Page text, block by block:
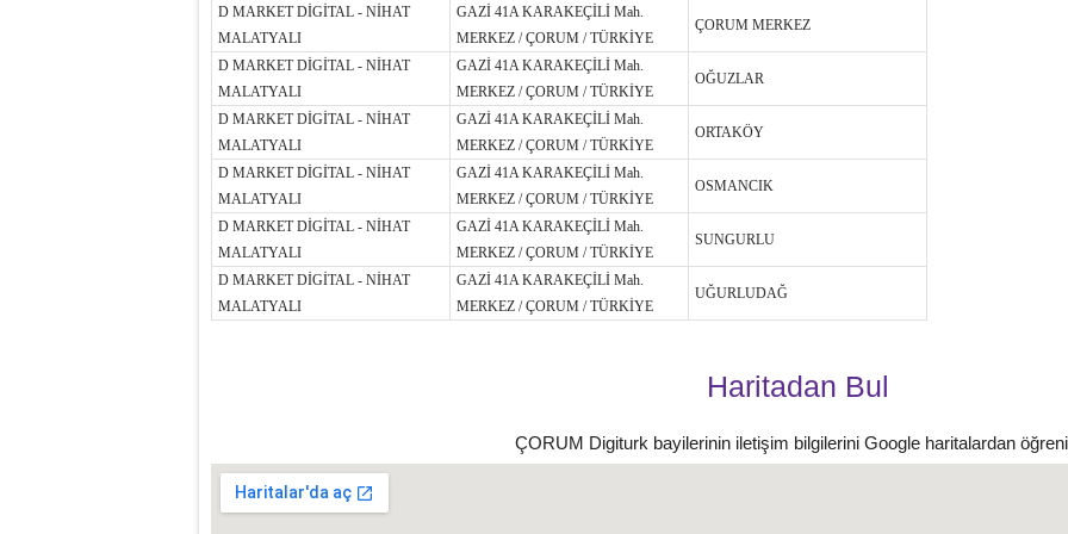
D MARKET DİGİTAL - NİHAT
MALATYALI
GAZİ 41A KARAKEÇİLİ Mah.
MERKEZ / ÇORUM / TÜRKİYE
ÇORUM MERKEZ
D MARKET DİGİTAL - NİHAT
MALATYALI
GAZİ 41A KARAKEÇİLİ Mah.
MERKEZ / ÇORUM / TÜRKİYE
OĞUZLAR
D MARKET DİGİTAL - NİHAT
MALATYALI
GAZİ 41A KARAKEÇİLİ Mah.
MERKEZ / ÇORUM / TÜRKİYE
ORTAKÖY
D MARKET DİGİTAL - NİHAT
MALATYALI
GAZİ 41A KARAKEÇİLİ Mah.
MERKEZ / ÇORUM / TÜRKİYE
OSMANCIK
D MARKET DİGİTAL - NİHAT
MALATYALI
GAZİ 41A KARAKEÇİLİ Mah.
MERKEZ / ÇORUM / TÜRKİYE
SUNGURLU
D MARKET DİGİTAL - NİHAT
MALATYALI
GAZİ 41A KARAKEÇİLİ Mah.
MERKEZ / ÇORUM / TÜRKİYE
UĞURLUDAĞ
Haritadan Bul
ÇORUM Digiturk bayilerinin iletişim bilgilerini Google haritalardan